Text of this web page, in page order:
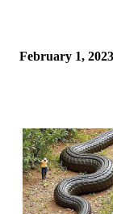
February 1, 2023